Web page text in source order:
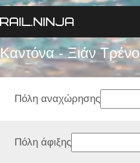
Καντόνα - Ξιάν Tρένο
Πόλη αναχώρησης
Πόλη άφιξης